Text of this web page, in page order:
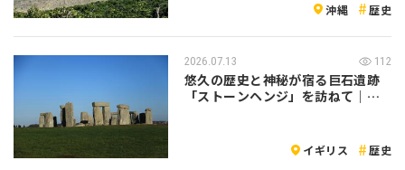
沖縄 歴史
2026.07.13 112
悠久の歴史と神秘が宿る巨石遺跡
「ストーンヘンジ」を訪ねて｜イ
イギリス 歴史